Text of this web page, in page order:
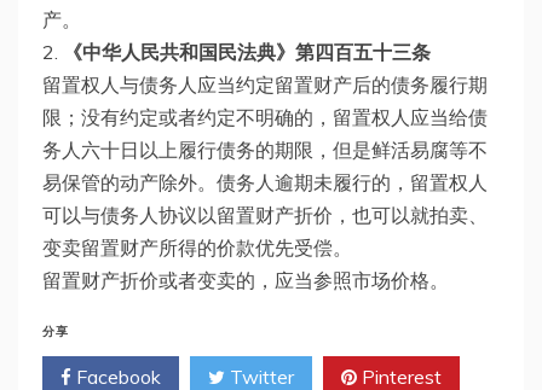
产。
2.
《中华人民共和国民法典》第四百五十三条
留置权人与债务人应当约定留置财产后的债务履行期
限；没有约定或者约定不明确的，留置权人应当给债
务人六十日以上履行债务的期限，但是鲜活易腐等不
易保管的动产除外。债务人逾期未履行的，留置权人
可以与债务人协议以留置财产折价，也可以就拍卖、
变卖留置财产所得的价款优先受偿。
留置财产折价或者变卖的，应当参照市场价格。
分享
Facebook Twitter Pinterest